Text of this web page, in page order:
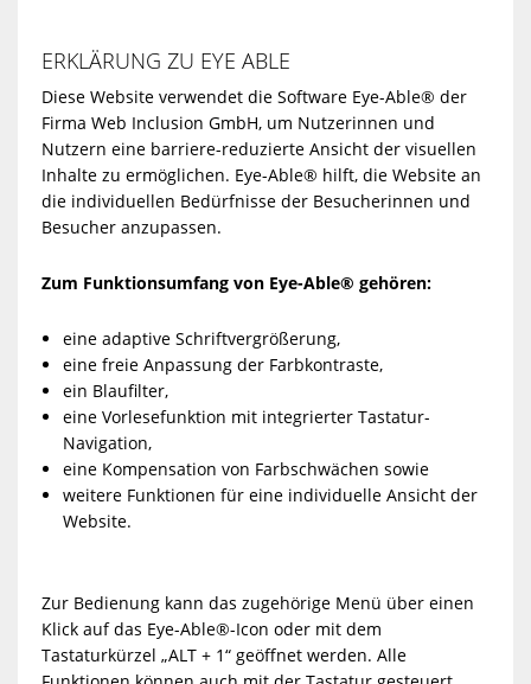
ERKLÄRUNG ZU EYE ABLE
Diese Website verwendet die Software Eye-Able® der
Firma Web Inclusion GmbH, um Nutzerinnen und
Nutzern eine barriere-reduzierte Ansicht der visuellen
Inhalte zu ermöglichen. Eye-Able® hilft, die Website an
die individuellen Bedürfnisse der Besucherinnen und
Besucher anzupassen.
Zum Funktionsumfang von Eye-Able® gehören:
eine adaptive Schriftvergrößerung,
eine freie Anpassung der Farbkontraste,
ein Blaufilter,
eine Vorlesefunktion mit integrierter Tastatur-
Navigation,
eine Kompensation von Farbschwächen sowie
weitere Funktionen für eine individuelle Ansicht der
Website.
Zur Bedienung kann das zugehörige Menü über einen
Klick auf das Eye-Able®-Icon oder mit dem
Tastaturkürzel „ALT + 1“ geöffnet werden. Alle